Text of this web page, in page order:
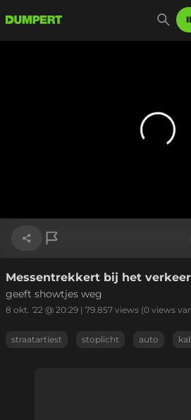
Link kopiëren
Messentrekkert bij het
geeft showtjes weg
8 okt. '22 @ 20:29 | 79.857 views (0 views
straatartiest stoplicht auto